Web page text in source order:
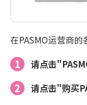
在PASMO运营商
请点击
请点击"购买